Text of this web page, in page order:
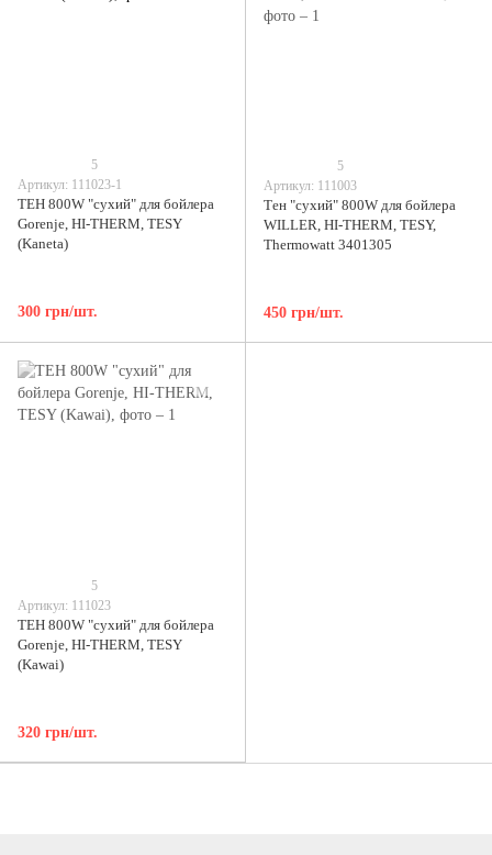
5
Артикул: 111023-1
ТЕН 800W "сухий" для бойлера
Gorenje, HI-THERM, TESY
(Kaneta)
300 грн/шт.
5
Артикул: 111003
Тен "сухий" 800W для бойлера
WILLER, HI-THERM, TESY,
Thermowatt 3401305
450 грн/шт.
5
Артикул: 111023
ТЕН 800W "сухий" для бойлера
Gorenje, HI-THERM, TESY
(Kawai)
320 грн/шт.